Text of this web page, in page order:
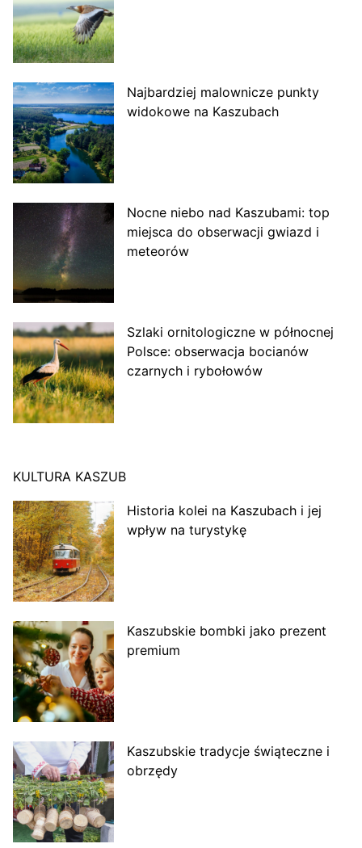
Najbardziej malownicze punkty
widokowe na Kaszubach
Nocne niebo nad Kaszubami: top
miejsca do obserwacji gwiazd i
meteorów
Szlaki ornitologiczne w północnej
Polsce: obserwacja bocianów
czarnych i rybołowów
KULTURA KASZUB
Historia kolei na Kaszubach i jej
wpływ na turystykę
Kaszubskie bombki jako prezent
premium
Kaszubskie tradycje świąteczne i
obrzędy